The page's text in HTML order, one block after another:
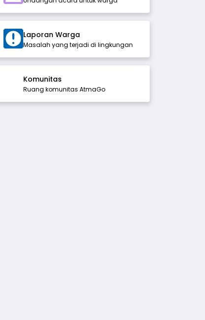
Laporan Warga
Masalah yang terjadi di lingkungan
Komunitas
Ruang komunitas AtmaGo